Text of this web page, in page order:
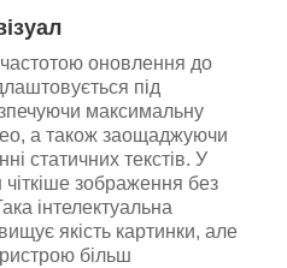
оновлення до
під
максимальну
а також заощаджуючи
статичних текстів. У
чіткіше зображення без
інтелектуальна
якість картинки, але
більш